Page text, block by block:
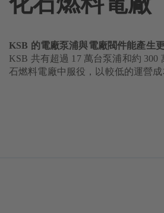
KSB 的電廠泵浦與電廠閥件能產生
KSB 共有超過 17 萬台泵浦和約 300
石燃料電廠中服役，以較低的運營成